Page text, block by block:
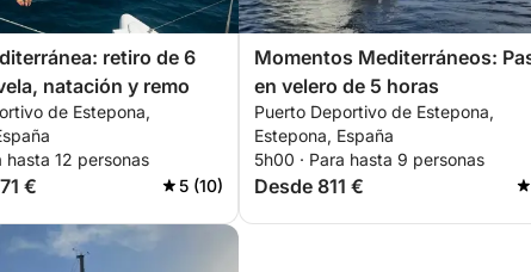
retiro de 6
natación y remo
de Estepona,
hasta 12 personas
€ 5 (10)
Momentos Mediterráneos:
en velero de 5 horas
Puerto Deportivo de Estepona,
Estepona, España
5h00 · Para hasta 9 personas
Desde 811 €